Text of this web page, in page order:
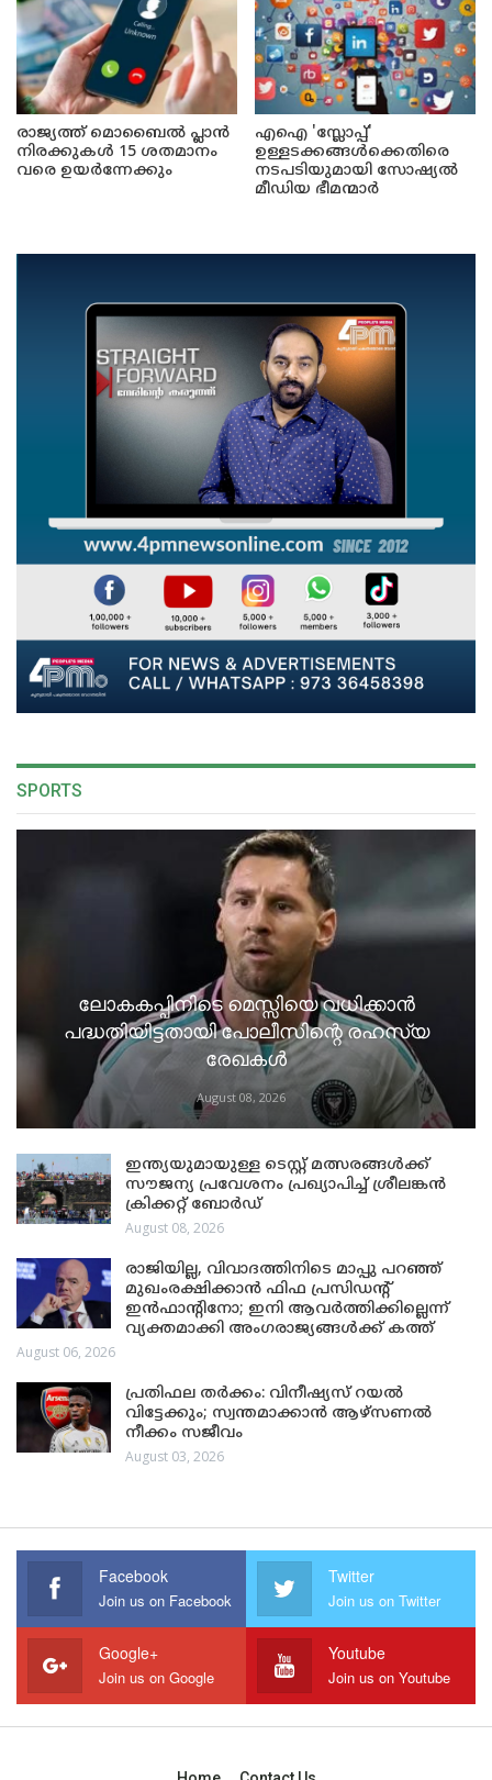
രാജ്യത്ത് മൊബൈൽ പ്ലാൻ
നിരക്കുകൾ 15 ശതമാനം
വരെ ഉയർന്നേക്കും
എഐ 'സ്ലോപ്പ്'
ഉള്ളടക്കങ്ങൾക്കെതിരെ
നടപടിയുമായി സോഷ്യൽ
മീഡിയ ഭീമന്മാർ
SPORTS
ലോകകപ്പിനിടെ മെസ്സിയെ വധിക്കാൻ
പദ്ധതിയിട്ടതായി പോലീസിന്റെ രഹസ്യ
രേഖകൾ
August 08, 2026
ഇന്ത്യയുമായുള്ള ടെസ്റ്റ് മത്സരങ്ങൾക്ക്
സൗജന്യ പ്രവേശനം പ്രഖ്യാപിച്ച് ശ്രീലങ്കൻ
ക്രിക്കറ്റ് ബോർഡ്
August 08, 2026
രാജിയില്ല, വിവാദത്തിനിടെ മാപ്പു പറഞ്ഞ്
മുഖംരക്ഷിക്കാൻ ഫിഫ പ്രസിഡന്റ്
ഇൻഫാന്റിനോ; ഇനി ആവർത്തിക്കില്ലെന്ന്
വ്യക്തമാക്കി അംഗരാജ്യങ്ങൾക്ക് കത്ത്
August 06, 2026
പ്രതിഫല തർക്കം: വിനീഷ്യസ് റയൽ
വിട്ടേക്കും; സ്വന്തമാക്കാൻ ആഴ്സണൽ
നീക്കം സജീവം
August 03, 2026
Facebook
Join us on Facebook
Twitter
Join us on Twitter
Google+
Join us on Google
Youtube
Join us on Youtube